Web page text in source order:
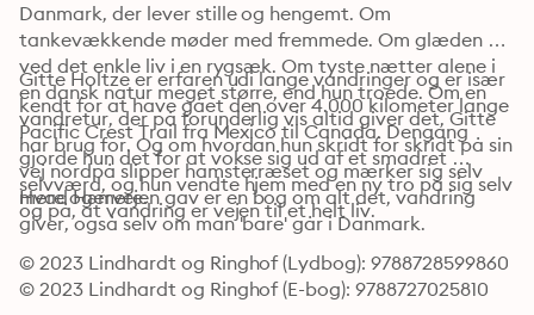
Danmark, der lever stille og hengemt. Om
tankevækkende møder med fremmede. Om glæden
ved det enkle liv i en rygsæk. Om tyste nætter alene i
en dansk natur meget større, end hun troede. Om en
vandretur, der på forunderlig vis altid giver det, Gitte
har brug for. Og om hvordan hun skridt for skridt på sin
vej nordpå slipper hamsterræset og mærker sig selv
mere og mere.
Gitte Holtze er erfaren udi lange vandringer og er især
kendt for at have gået den over 4.000 kilometer lange
Pacific Crest Trail fra Mexico til Canada. Dengang
gjorde hun det for at vokse sig ud af et smadret
selvværd, og hun vendte hjem med en ny tro på sig selv
og på, at vandring er vejen til et helt liv.
Hvad Hærvejen gav er en bog om alt det, vandring
giver, også selv om man 'bare' går i Danmark.
© 2023 Lindhardt og Ringhof (Lydbog): 9788728599860
© 2023 Lindhardt og Ringhof (E-bog): 9788727025810